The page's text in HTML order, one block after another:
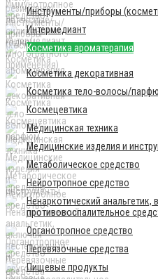
Инструменты/приборы
Интермедиант
Косметика ароматерапия
Косметика декоративная
Косметика тело-волосы/
Космецевтика
Медицинская техника
Медицинские изделия и
Метаболическое средство
Нейротропное средство
Ненаркотический анальгетик,
противовоспалительное
Органотропное средство
Перевязочные средства
Пищевые продукты